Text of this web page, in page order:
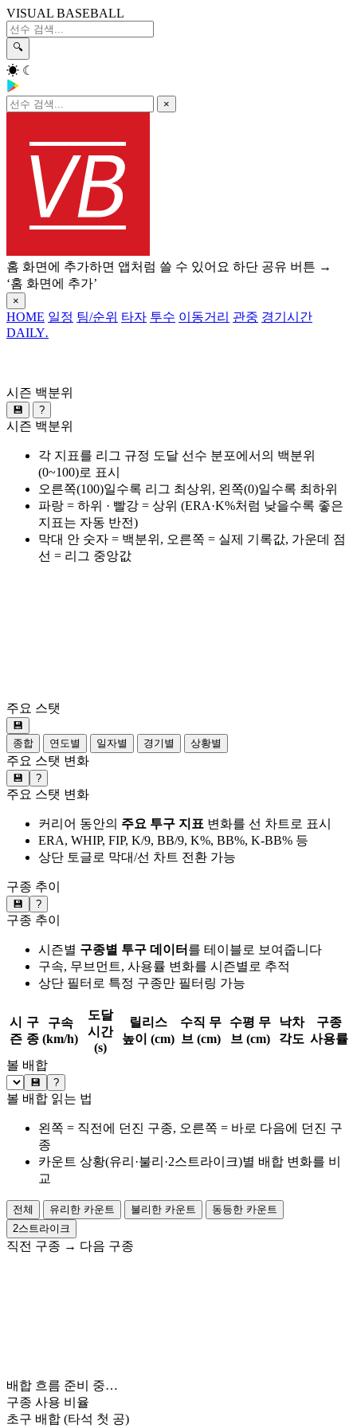
VISUAL BASEBALL
🔍
☀ ☾
×
홈 화면에 추가하면 앱처럼 쓸 수 있어요 하단 공유 버튼 →
‘홈 화면에 추가’
×
HOME 일정 팀/순위 타자 투수 이동거리 관중 경기시간
DAILY.
시즌 백분위
💾 ?
시즌 백분위
각 지표를 리그 규정 도달 선수 분포에서의 백분위
(0~100)로 표시
오른쪽(100)일수록 리그 최상위, 왼쪽(0)일수록 최하위
파랑 = 하위 · 빨강 = 상위 (ERA·K%처럼 낮을수록 좋은
지표는 자동 반전)
막대 안 숫자 = 백분위, 오른쪽 = 실제 기록값, 가운데 점
선 = 리그 중앙값
주요 스탯
💾
종합
연도별 일자별 경기별 상황별
주요 스탯 변화
💾 ?
주요 스탯 변화
커리어 동안의 주요 투구 지표 변화를 선 차트로 표시
ERA, WHIP, FIP, K/9, BB/9, K%, BB%, K-BB% 등
상단 토글로 막대/선 차트 전환 가능
구종 추이
💾 ?
구종 추이
시즌별 구종별 투구 데이터 를 테이블로 보여줍니다
구속, 무브먼트, 사용률 변화를 시즌별로 추적
상단 필터로 특정 구종만 필터링 가능
시
즌
구
종
구속
(km/h)
도달
시간
(s)
릴리스
높이 (cm)
수직 무
브 (cm)
수평 무
브 (cm)
낙차
각도
구종
사용률
볼 배합
💾 ?
볼 배합 읽는 법
왼쪽 = 직전에 던진 구종, 오른쪽 = 바로 다음에 던진 구
종
카운트 상황(유리·불리·2스트라이크)별 배합 변화를 비
교
전체 유리한 카운트 불리한 카운트
동등한 카운트
2스트라이크
직전 구종 → 다음 구종
배합 흐름 준비 중…
구종 사용 비율
초구 배합 (타석 첫 공)